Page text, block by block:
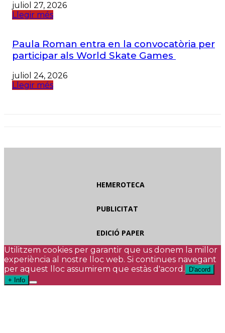
juliol 27, 2026
Llegir més
Paula Roman entra en la convocatòria per
participar als World Skate Games
juliol 24, 2026
Llegir més
HEMEROTECA
PUBLICITAT
EDICIÓ PAPER
Utilitzem cookies per garantir que us donem la millor
experiència al nostre lloc web. Si continues navegant
per aquest lloc assumirem que estàs d'acord.
D'acord
+ Info